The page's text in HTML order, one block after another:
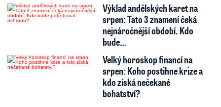
Výklad andělských karet na
srpen: Tato 3 znamení čeká
nejnáročnější období. Kdo
bude…
Velký horoskop financí na
srpen: Koho postihne krize a
kdo získá nečekané
bohatství?